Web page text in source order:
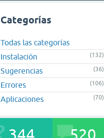
Categorías
Todas las categorías
Instalación
(132)
Sugerencias (36)
Errores (106)
Aplicaciones (70)
344 520